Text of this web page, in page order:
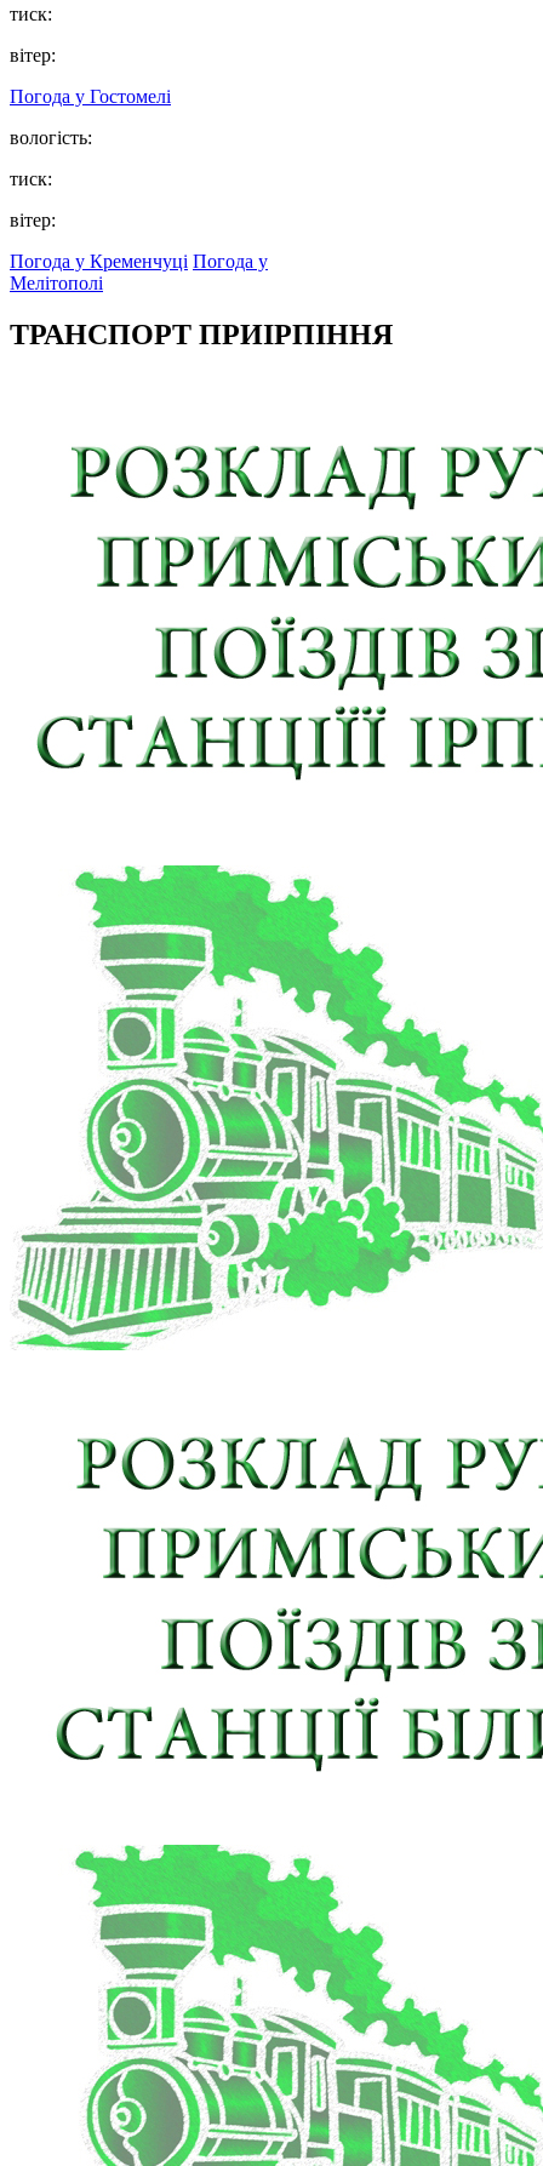
тиск:
вітер:
Погода у Гостомелі
вологість:
тиск:
вітер:
Погода у Кременчуці Погода у
Мелітополі
ТРАНСПОРТ ПРИІРПІННЯ